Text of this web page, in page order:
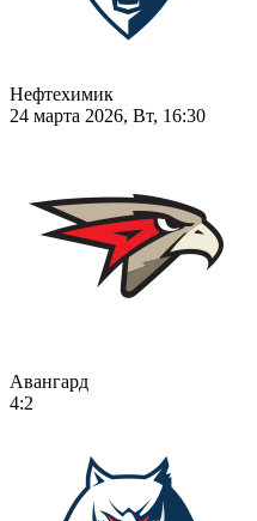
Нефтехимик
24 марта 2026, Вт, 16:30
Авангард
4:2